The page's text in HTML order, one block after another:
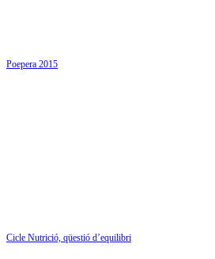
Poepera 2015
Cicle Nutrició, qüestió d’equilibri